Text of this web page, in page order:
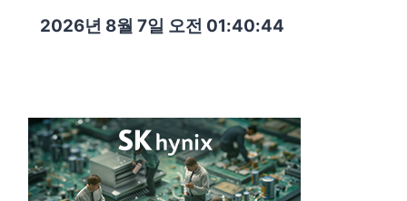
2026년 8월 7일 오전 01:40:45